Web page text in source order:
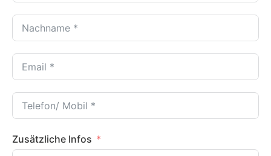
Zusätzliche Infos